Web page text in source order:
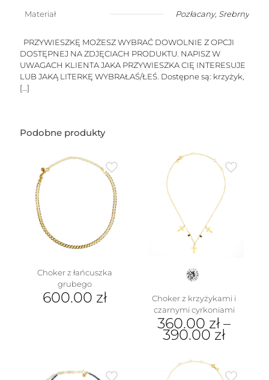
przywieszka
do
Materiał Pozłacany, Srebrny
PRZYWIESZKĘ MOŻESZ WYBRAĆ DOWOLNIE Z OPCJI
DOSTĘPNEJ NA ZDJĘCIACH PRODUKTU. NAPISZ W
UWAGACH KLIENTA JAKA PRZYWIESZKA CIĘ INTERESUJE
LUB JAKĄ LITERKĘ WYBRAŁAŚ/ŁEŚ. Dostępne są: krzyżyk,
[…]
Podobne produkty
Choker z łańcuszka
grubego
600.00 zł
Choker z krzyżykami i
czarnymi cyrkoniami
360.00 zł –
390.00 zł
produkt